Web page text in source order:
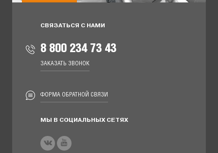
СВЯЗАТЬСЯ С НАМИ
8 800 234 73 43
ЗАКАЗАТЬ ЗВОНОК
ФОРМА ОБРАТНОЙ СВЯЗИ
МЫ В СОЦИАЛЬНЫХ СЕТЯХ